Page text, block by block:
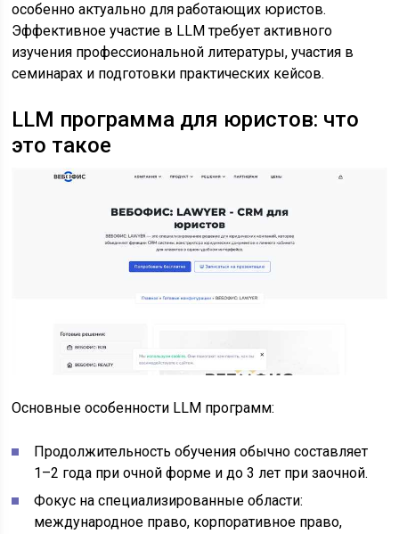
особенно актуально для работающих юристов.
Эффективное участие в LLM требует активного
изучения профессиональной литературы, участия в
семинарах и подготовки практических кейсов.
LLM программа для юристов: что
это такое
Основные особенности LLM программ:
Продолжительность обучения обычно составляет
1–2 года при очной форме и до 3 лет при заочной.
Фокус на специализированные области:
международное право, корпоративное право,